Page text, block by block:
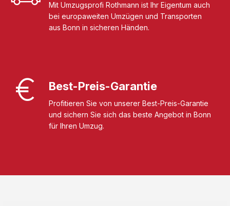
Mit Umzugsprofi Rothmann ist Ihr Eigentum auch
bei europaweiten Umzügen und Transporten
aus Bonn in sicheren Händen.
Best-Preis-Garantie
Profitieren Sie von unserer Best-Preis-Garantie
und sichern Sie sich das beste Angebot in Bonn
für Ihren Umzug.